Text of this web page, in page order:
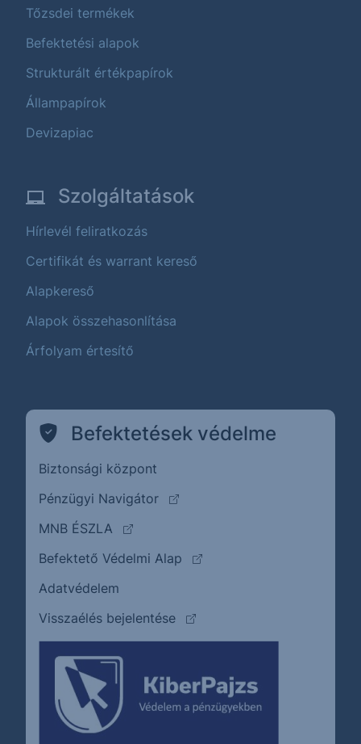
Tőzsdei termékek
Befektetési alapok
Strukturált értékpapírok
Állampapírok
Devizapiac
Szolgáltatások
Hírlevél feliratkozás
Certifikát és warrant kereső
Alapkereső
Alapok összehasonlítása
Árfolyam értesítő
Befektetések védelme
Biztonsági központ
Pénzügyi Navigátor
(külső oldalra ugrik)
MNB ÉSZLA
(külső oldalra ugrik)
Befektető Védelmi Alap
(külső oldalra ugrik)
Adatvédelem
Visszaélés bejelentése
(külső oldalra ugrik)